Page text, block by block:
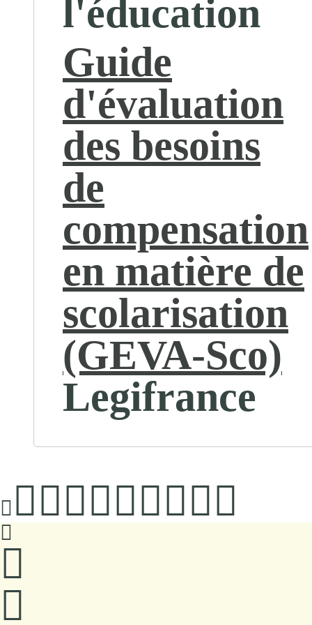
l'éducation
Guide
d'évaluation
des besoins
de
compensation
en matière de
scolarisation
(GEVA-Sco)
Legifrance